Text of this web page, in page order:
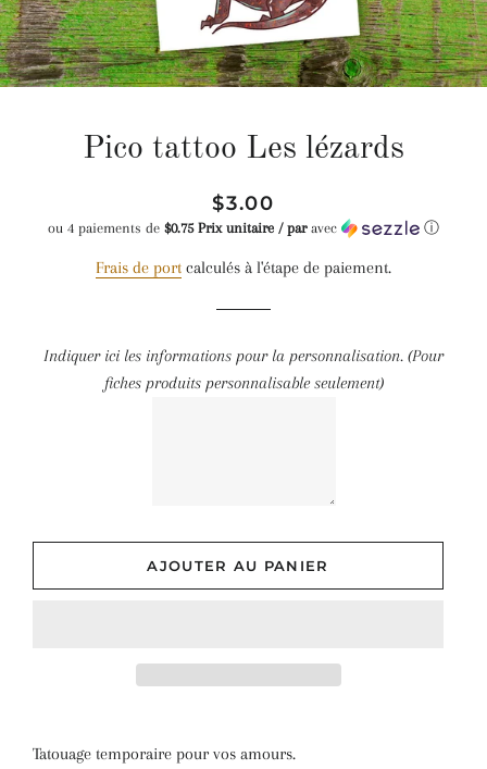
Pico tattoo Les lézards
Prix
régulier
Prix
réduit
$3.00
ou 4 paiements de $0.75 Prix unitaire / paravec ⓘ
Frais de port calculés à l'étape de paiement.
Indiquer ici les informations pour la personnalisation. (Pour
fiches produits personnalisable seulement)
AJOUTER AU PANIER
Tatouage temporaire pour vos amours.